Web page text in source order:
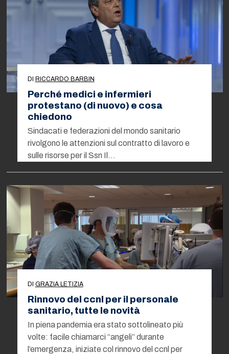
DI RICCARDO BARBIN
Perché medici e infermieri
protestano (di nuovo) e cosa
chiedono
Sindacati e federazioni del mondo sanitario
rivolgono le attenzioni sul contratto di lavoro e
sulle risorse per il Ssn Il…
DI GRAZIA LETIZIA
Rinnovo del ccnl per il personale
sanitario, tutte le novità
In piena pandemia era stato sottolineato più
volte: facile chiamarci “angeli” durante
l’emergenza, iniziate col rinnovo del ccnl per